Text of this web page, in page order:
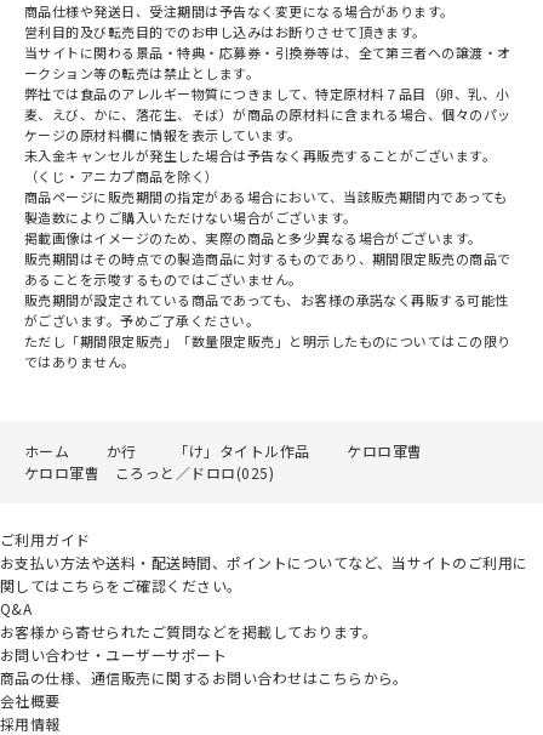
商品仕様や発送日、受注期間は予告なく変更になる場合があります。
営利目的及び転売目的でのお申し込みはお断りさせて頂きます。
当サイトに関わる景品・特典・応募券・引換券等は、全て第三者への譲渡・オ
ークション等の転売は禁止とします。
弊社では食品のアレルギー物質につきまして、特定原材料７品目（卵、乳、小
麦、えび、かに、落花生、そば）が商品の原材料に含まれる場合、個々のパッ
ケージの原材料欄に情報を表示しています。
未入金キャンセルが発生した場合は予告なく再販売することがございます。
（くじ・アニカプ商品を除く）
商品ページに販売期間の指定がある場合において、当該販売期間内であっても
製造数によりご購入いただけない場合がございます。
掲載画像はイメージのため、実際の商品と多少異なる場合がございます。
販売期間はその時点での製造商品に対するものであり、期間限定販売の商品で
あることを示唆するものではございません。
販売期間が設定されている商品であっても、お客様の承諾なく再販する可能性
がございます。予めご了承ください。
ただし「期間限定販売」「数量限定販売」と明示したものについてはこの限り
ではありません。
ホーム か行 「け」タイトル作品
ケロロ軍曹
ケロロ軍曹 ころっと／ドロロ(025)
ご利用ガイド
お支払い方法や送料・配送時間、ポイントについてなど、当サイトのご利用に
関してはこちらをご確認ください。
Q&A
お客様から寄せられたご質問などを掲載しております。
お問い合わせ・ユーザーサポート
商品の仕様、通信販売に関するお問い合わせはこちらから。
会社概要
採用情報